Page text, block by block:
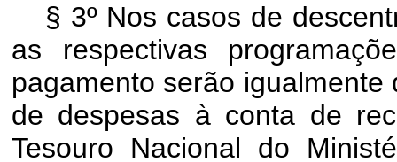
§ 3º Nos casos de
as respectivas
pagamento serão
de despesas à conta de
Tesouro Nacional do